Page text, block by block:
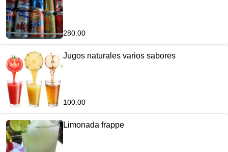
280.00
Jugos naturales varios sabores
100.00
Limonada frappe